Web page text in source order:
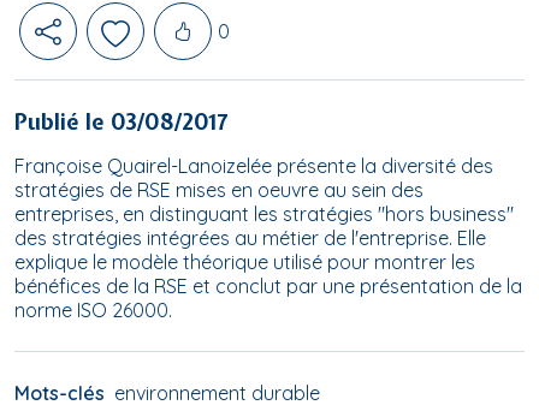
Likes
0
Publié le 03/08/2017
Françoise Quairel-Lanoizelée présente la diversité des
stratégies de RSE mises en oeuvre au sein des
entreprises, en distinguant les stratégies "hors business"
des stratégies intégrées au métier de l'entreprise. Elle
explique le modèle théorique utilisé pour montrer les
bénéfices de la RSE et conclut par une présentation de la
norme ISO 26000.
Mots-clés environnement durable